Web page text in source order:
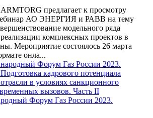
предлагает к просмотру
АО ЭНЕРГИЯ и РАВВ на тему
модельного ряда
комплексных проектов в
Мероприятие состоялось 26 марта
онла...
Форум Газ России 2023.